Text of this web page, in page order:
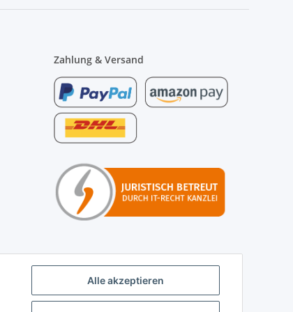
Alle akzeptieren
Zahlung & Versand